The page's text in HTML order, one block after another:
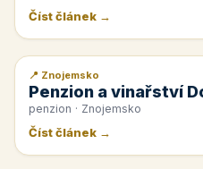
Číst článek →
📰 PR článek
📍 Znojemsko
Penzion a vinařství
penzion · Znojemsko
Číst článek →